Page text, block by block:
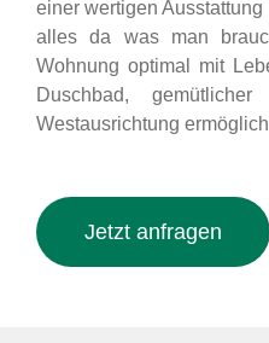
einer wertigen
alles da was man
Wohnung optimal mit
Duschbad,
Westausrichtung
Jetzt anfragen